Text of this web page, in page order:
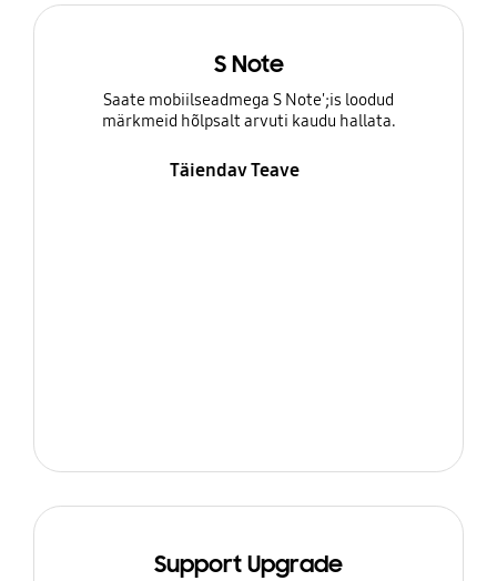
S Note
Saate mobiilseadmega S Note';is loodud
märkmeid hõlpsalt arvuti kaudu hallata.
Täiendav Teave
Support Upgrade